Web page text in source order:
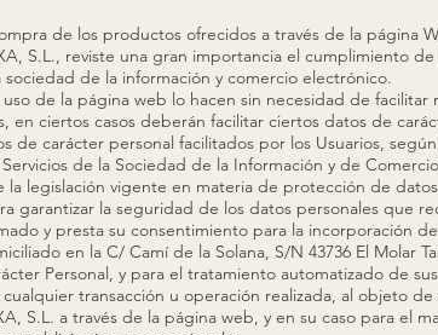
de los productos ofrecidos a través de la página
S.L., reviste una gran importancia el cumplimiento
de la información y comercio electrónico.
de la página web lo hacen sin necesidad de
en ciertos casos deberán facilitar ciertos datos de
de carácter personal facilitados por los Usuarios,
de la Sociedad de la Información y de
la legislación vigente en materia de protección de
garantizar la seguridad de los datos personales que
y presta su consentimiento para la incorporación
en la C/ Camí de la Solana, S/N 43736 El Molar
Personal, y para el tratamiento automatizado de
transacción u operación realizada, al objeto de
S.L. a través de la página web, y en su caso para el